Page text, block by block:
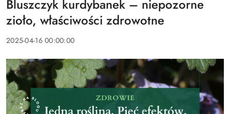
Bluszczyk kurdybanek – niepozorne
zioło, właściwości zdrowotne
2025-04-16 00:00:00